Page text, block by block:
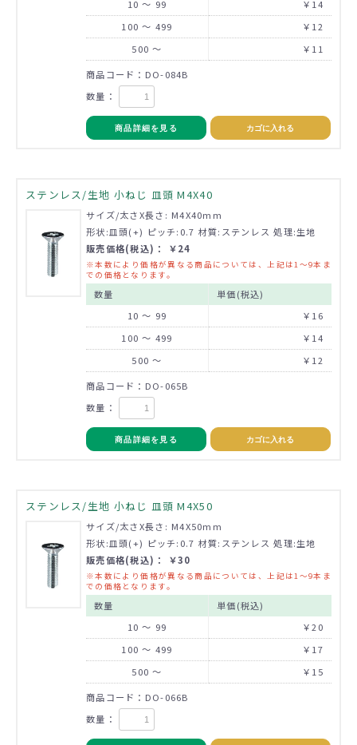
10 ～ 99
￥14
100 ～ 499
￥12
500 ～
￥11
商品コード：DO-084B
数量：
商品詳細を見る カゴに入れる
ステンレス/生地 小ねじ 皿頭 M4X40
サイズ/太さX長さ: M4X40mm
形状:皿頭(+) ピッチ:0.7 材質:ステンレス 処理:生地
販売価格(税込)： ￥24
※本数により価格が異なる商品については、上記は1～9本ま
での価格となります。
数量
単価(税込)
10 ～ 99
￥16
100 ～ 499
￥14
500 ～
￥12
商品コード：DO-065B
数量：
商品詳細を見る カゴに入れる
ステンレス/生地 小ねじ 皿頭 M4X50
サイズ/太さX長さ: M4X50mm
形状:皿頭(+) ピッチ:0.7 材質:ステンレス 処理:生地
販売価格(税込)： ￥30
※本数により価格が異なる商品については、上記は1～9本ま
での価格となります。
数量
単価(税込)
10 ～ 99
￥20
100 ～ 499
￥17
500 ～
￥15
商品コード：DO-066B
数量：